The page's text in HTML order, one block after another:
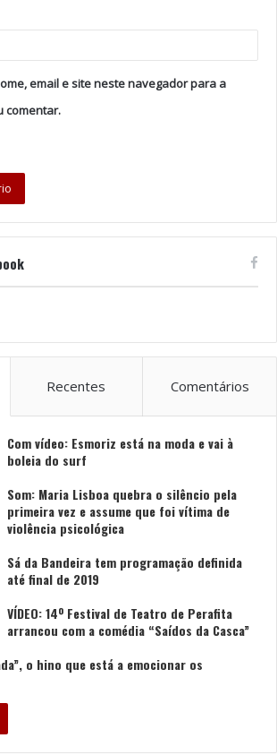
email e site neste navegador para a
comentar.
Recentes Comentários
Com vídeo: Esmoriz está na moda e vai à
boleia do surf
Som: Maria Lisboa quebra o silêncio pela
primeira vez e assume que foi vítima de
violência psicológica
Sá da Bandeira tem programação definida
até final de 2019
VÍDEO: 14º Festival de Teatro de Perafita
arrancou com a comédia “Saídos da Casca”
o hino que está a emocionar os